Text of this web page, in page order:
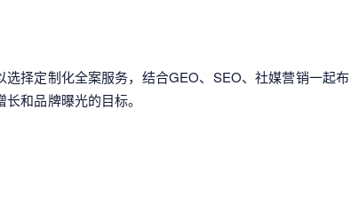
择定制化全案服务，结合GEO、SEO、社媒营销一起布
和品牌曝光的目标。